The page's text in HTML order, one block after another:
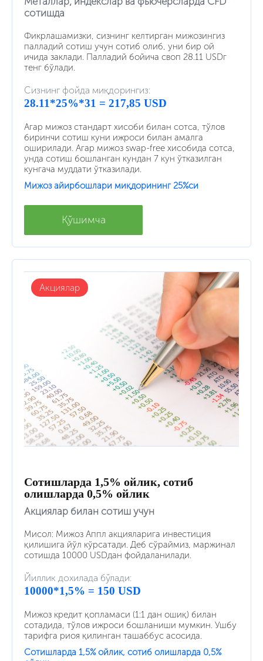
сотишда
Фикрлашамизки, сизнинг келтирган мижозингиз
палладий сотиш учун сотиб олиб, уни бир ой
ичида заклади. Палладий бойича своп 28.11 USDг
тенг бўлади.
Сизнинг фойда миқдорингиз:
28.11*25%*31 = 217,85 USD
Агар мижоз стандарт хисоби билан сотса, тўлов
биринчи сотиш куни ижроси билан амалга
оширилади. Агар мижоз swap-free хисобида сотса,
унда сотиш бошланган кундан 7 кун ўтказилган
кунгача муддати ўтказилади.
Мижоз айирбошлари миқдорининг 25%си
Қўшимча
Акциялар
Сотишларда 1,5% ойлик, сотиб
олишларда 0,5% ойлик
Акциялар билан сотиш учун
Мисол: Мижоз Аппл акцияларига инвестиция
қилишига йўл кўрсатади. Деб сўраймиз, маржинал
сотишда 10000 USDдан фойдаланилади.
Йиллик дохилада бўлади:
10000*1,5% = 150 USD
Мижоз кредит қопламаси (1:1 дан ошиқ) билан
сотадида, тўлов ижроси бошланиши мумкин. Ушбу
тарифга риоя қилинган ташаббус асосида.
Сотишларда 1,5% ойлик, сотиб олишларда 0,5%